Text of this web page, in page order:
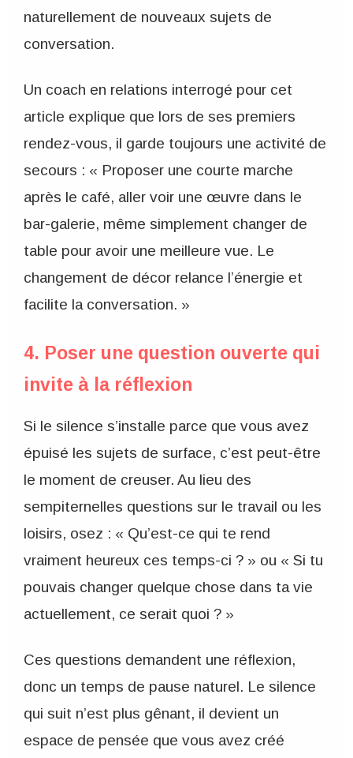
naturellement de nouveaux sujets de
conversation.
Un coach en relations interrogé pour cet
article explique que lors de ses premiers
rendez-vous, il garde toujours une activité de
secours : « Proposer une courte marche
après le café, aller voir une œuvre dans le
bar-galerie, même simplement changer de
table pour avoir une meilleure vue. Le
changement de décor relance l’énergie et
facilite la conversation. »
4. Poser une question ouverte qui
invite à la réflexion
Si le silence s’installe parce que vous avez
épuisé les sujets de surface, c’est peut-être
le moment de creuser. Au lieu des
sempiternelles questions sur le travail ou les
loisirs, osez : « Qu’est-ce qui te rend
vraiment heureux ces temps-ci ? » ou « Si tu
pouvais changer quelque chose dans ta vie
actuellement, ce serait quoi ? »
Ces questions demandent une réflexion,
donc un temps de pause naturel. Le silence
qui suit n’est plus gênant, il devient un
espace de pensée que vous avez créé